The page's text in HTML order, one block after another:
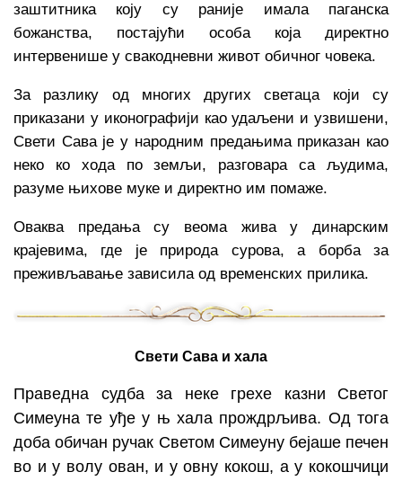
заштитника коју су раније имала паганска
божанства, постајући особа која директно
интервенише у свакодневни живот обичног човека.
За разлику од многих других светаца који су
приказани у иконографији као удаљени и узвишени,
Свети Сава је у народним предањима приказан као
неко ко хода по земљи, разговара са људима,
разуме њихове муке и директно им помаже.
Оваква предања су веома жива у динарским
крајевима, где је природа сурова, а борба за
преживљавање зависила од временских прилика.
Свети Сава и хала
Праведна судба за неке грехе казни Светог
Симеуна те уђе у њ хала прождрљива. Од тога
доба обичан ручак Светом Симеуну бејаше печен
во и у волу ован, и у овну кокош, а у кокошчици